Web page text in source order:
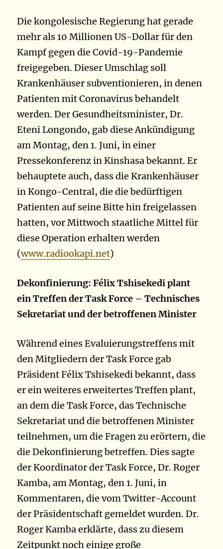
Die kongolesische Regierung hat gerade
mehr als 10 Millionen US-Dollar für den
Kampf gegen die Covid-19-Pandemie
freigegeben. Dieser Umschlag soll
Krankenhäuser subventionieren, in denen
Patienten mit Coronavirus behandelt
werden. Der Gesundheitsminister, Dr.
Eteni Longondo, gab diese Ankündigung
am Montag, den 1. Juni, in einer
Pressekonferenz in Kinshasa bekannt. Er
behauptete auch, dass die Krankenhäuser
in Kongo-Central, die die bedürftigen
Patienten auf seine Bitte hin freigelassen
hatten, vor Mittwoch staatliche Mittel für
diese Operation erhalten werden
(www.radiookapi.net)
Dekonfinierung: Félix Tshisekedi plant
ein Treffen der Task Force – Technisches
Sekretariat und der betroffenen Minister
Während eines Evaluierungstreffens mit
den Mitgliedern der Task Force gab
Präsident Félix Tshisekedi bekannt, dass
er ein weiteres erweitertes Treffen plant,
an dem die Task Force, das Technische
Sekretariat und die betroffenen Minister
teilnehmen, um die Fragen zu erörtern, die
die Dekonfinierung betreffen. Dies sagte
der Koordinator der Task Force, Dr. Roger
Kamba, am Montag, den 1. Juni, in
Kommentaren, die vom Twitter-Account
der Präsidentschaft gemeldet wurden.Dr.
Roger Kamba erklärte, dass zu diesem
Zeitpunkt noch einige große